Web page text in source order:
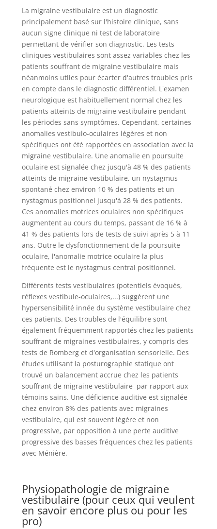
La migraine vestibulaire est un diagnostic
principalement basé sur l'histoire clinique, sans
aucun signe clinique ni test de laboratoire
permettant de vérifier son diagnostic. Les tests
cliniques vestibulaires sont assez variables chez les
patients souffrant de migraine vestibulaire mais
néanmoins utiles pour écarter d'autres troubles pris
en compte dans le diagnostic différentiel. L'examen
neurologique est habituellement normal chez les
patients atteints de migraine vestibulaire pendant
les périodes sans symptômes. Cependant, certaines
anomalies vestibulo-oculaires légères et non
spécifiques ont été rapportées en association avec la
migraine vestibulaire. Une anomalie en poursuite
oculaire est signalée chez jusqu'à 48 % des patients
atteints de migraine vestibulaire, un nystagmus
spontané chez environ 10 % des patients et un
nystagmus positionnel jusqu'à 28 % des patients.
Ces anomalies motrices oculaires non spécifiques
augmentent au cours du temps, passant de 16 % à
41 % des patients lors de tests de suivi après 5 à 11
ans. Outre le dysfonctionnement de la poursuite
oculaire, l'anomalie motrice oculaire la plus
fréquente est le nystagmus central positionnel.
Différents tests vestibulaires (potentiels évoqués,
réflexes vestibule-oculaires,...) suggèrent une
hypersensibilité innée du système vestibulaire chez
ces patients. Des troubles de l'équilibre sont
également fréquemment rapportés chez les patients
souffrant de migraines vestibulaires, y compris des
tests de Romberg et d'organisation sensorielle. Des
études utilisant la posturographie statique ont
trouvé un balancement accrue chez les patients
souffrant de migraine vestibulaire par rapport aux
témoins sains. Une déficience auditive est signalée
chez environ 8% des patients avec migraines
vestibulaire, qui est souvent légère et non
progressive, par opposition à une perte auditive
progressive des basses fréquences chez les patients
avec Ménière.
Physiopathologie de migraine
vestibulaire (pour ceux qui veulent
en savoir encore plus ou pour les
pro)